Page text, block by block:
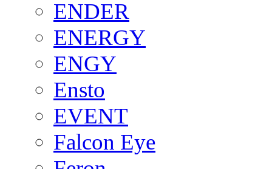
ENDER
ENERGY
ENGY
Ensto
EVENT
Falcon Eye